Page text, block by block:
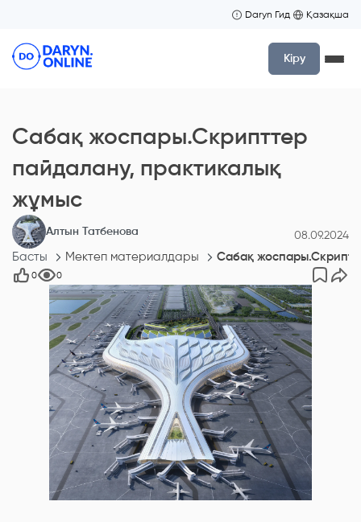
Daryn Гид Қазақша
Кіру
Сабақ жоспары.Скрипттер
пайдалану, практикалық
жұмыс
Алтын Татбенова 08.09.2024
Басты Мектеп материалдары Сабақ
0 0